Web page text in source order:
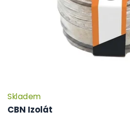
CBN Izolát
Skladem